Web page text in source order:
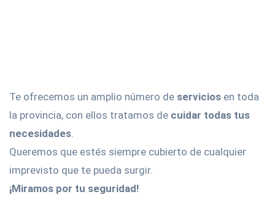
Te ofrecemos un amplio número de servicios en toda
la provincia, con ellos tratamos de cuidar todas tus
necesidades
Queremos que estés siempre cubierto de cualquier
imprevisto que te pueda surgir.
¡Miramos por tu seguridad!